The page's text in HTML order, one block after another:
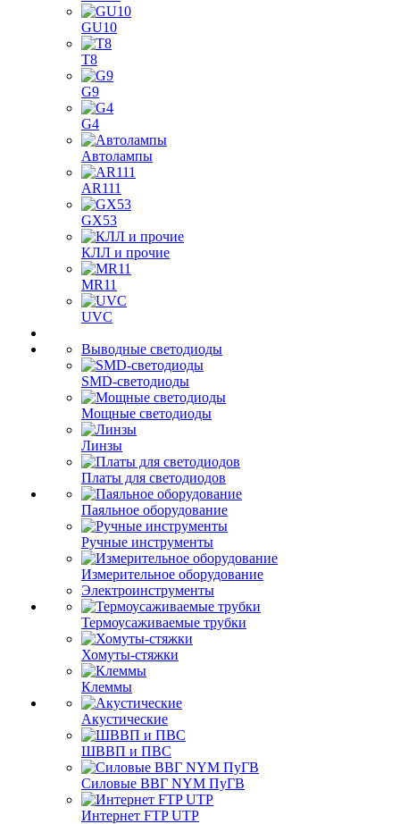
GU10
T8
G9
G4
Автолампы
AR111
GX53
КЛЛ и прочие
MR11
UVC
Выводные светодиоды
SMD-светодиоды
Мощные светодиоды
Линзы
Платы для светодиодов
Паяльное оборудование
Ручные инструменты
Измерительное оборудование
Электроинструменты
Термоусаживаемые трубки
Хомуты-стяжки
Клеммы
Акустические
ШВВП и ПВС
Силовые ВВГ NYM ПуГВ
Интернет FTP UTP